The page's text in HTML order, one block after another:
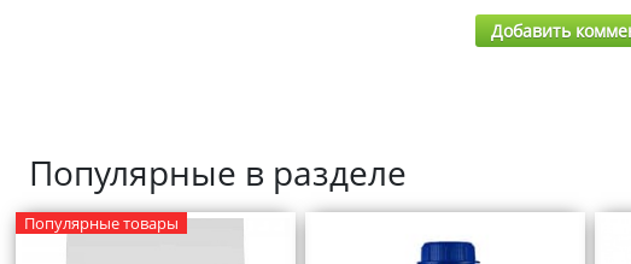
Добавить
Популярные в разделе
Популярные товары